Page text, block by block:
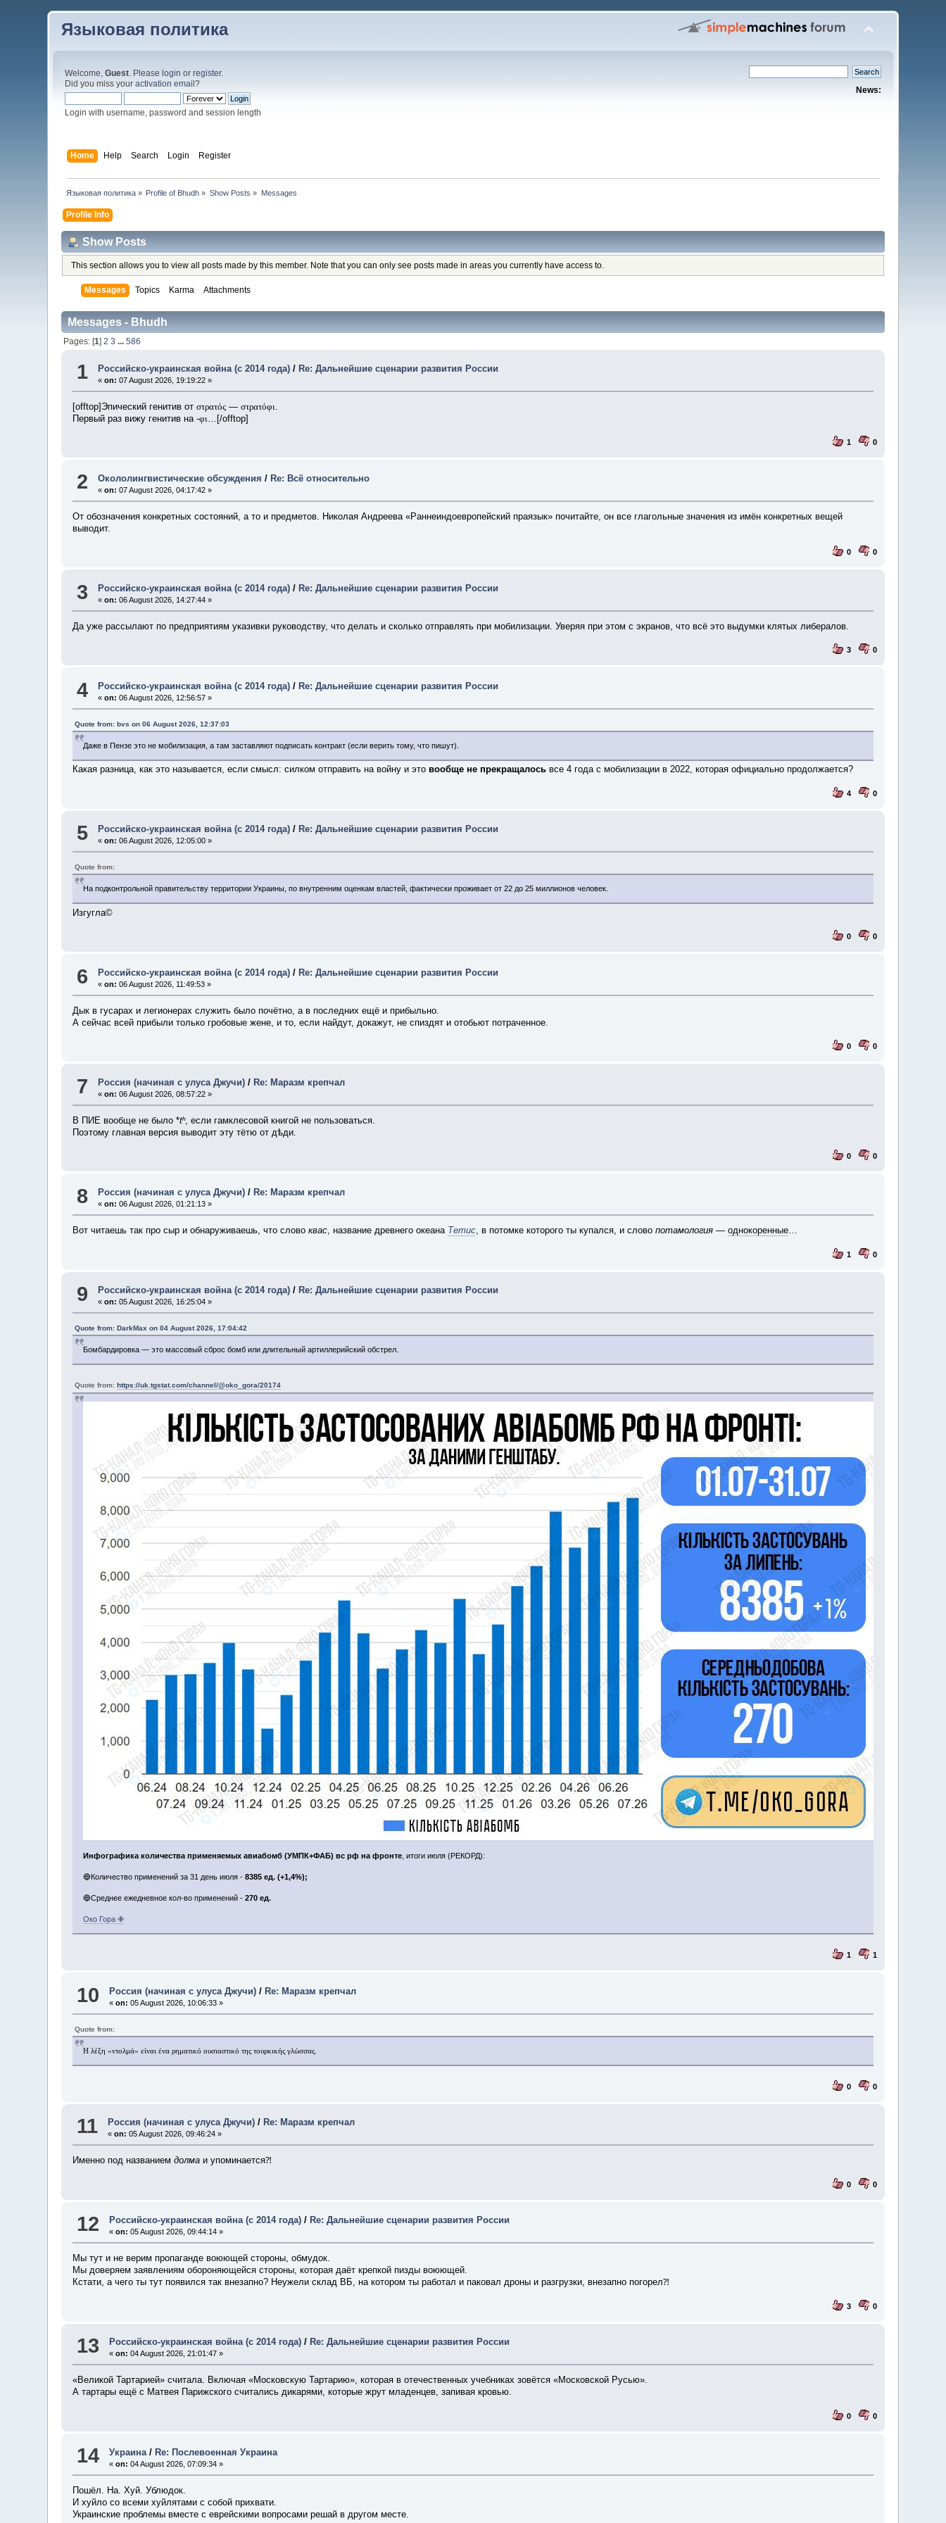
Языковая политика
Welcome,Guest. Please login orregister.
Did you miss youractivation email?
Login with username, password and session length
News:
Home Help Search Login Register
Языковая политика» Profile of Bhudh » Show Posts » Messages
Profile Info
Show Posts
This section allows you to view all posts made by this member. Note that you can only see posts made in areas you currently have access to.
Messages Topics Karma Attachments
Messages - Bhudh
Pages: [1] 2 3 ... 586
1 Российско-украинская война (с 2014 года) / Re: Дальнейшие сценарии развития России
«on: 07 August 2026, 19:19:22 »
[offtop]Эпический генитив от στρατός— στρατόφι
Первый раз вижу генитив на -φι …[/offtop]
1 0
2 Окололингвистические обсуждения /Re: Всё относительно
«on: 07 August 2026, 04:17:42 »
От обозначения конкретных состояний, а то и предметов. Николая Андреева «Раннеиндоевропейский праязык» почитайте, он все глагольные значения из имён конкретных вещей
выводит.
0 0
3 Российско-украинская война (с 2014 года) / Re: Дальнейшие сценарии развития России
«on: 06 August 2026, 14:27:44 »
Да уже рассылают по предприятиям указивки руководству, что делать и сколько отправлять при мобилизации. Уверяя при этом с экранов, что всё это выдумки клятых либералов.
3 0
4 Российско-украинская война (с 2014 года) / Re: Дальнейшие сценарии развития России
«on: 06 August 2026, 12:56:57 »
Quote from: bvs on 06 August 2026, 12:37:03
Даже в Пензе это не мобилизация, а там заставляют подписать контракт (если верить тому, что пишут).
Какая разница, как это называется, если смысл: силком отправить на войну и это вообще не прекращалосьвсе 4 года с мобилизации в 2022, которая официально продолжается?
4 0
5 Российско-украинская война (с 2014 года) / Re: Дальнейшие сценарии развития России
«on: 06 August 2026, 12:05:00 »
Quote from:
На подконтрольной правительству территории Украины, по внутренним оценкам властей, фактически проживает от 22 до 25 миллионов человек.
Изгугла©
0 0
6 Российско-украинская война (с 2014 года) / Re: Дальнейшие сценарии развития России
«on: 06 August 2026, 11:49:53 »
Дык в гусарах и легионерах служить было почётно, а в последних ещё и прибыльно.
А сейчас всей прибыли только гробовые жене, и то, если найдут, докажут, не спиздят и отобьют потраченное.
0 0
7 Россия (начиная с улуса Джучи) / Re: Маразм крепчал
«on: 06 August 2026, 08:57:22 »
В ПИЕ вообще не было *tʰ, если гамклесовой книгой не пользоваться.
Поэтому главная версия выводит эту тётю от дѣди.
0 0
8 Россия (начиная с улуса Джучи) / Re: Маразм крепчал
«on: 06 August 2026, 01:21:13 »
Вот читаешь так про сыр и обнаруживаешь, что слово квас, название древнего океана Тетис, в потомке которого ты купался, и слово потамология— однокоренные…
1 0
9 Российско-украинская война (с 2014 года) / Re: Дальнейшие сценарии развития России
«on: 05 August 2026, 16:25:04 »
Quote from: DarkMax on 04 August 2026, 17:04:42
Бомбардировка — это массовый сброс бомб или длительный артиллерийский обстрел.
Quote from: https://uk.tgstat.com/channel/@oko_gora/20174
Инфографика количества применяемых авиабомб (УМПК+ФАБ) вс рф на фронте, итоги июля (РЕКОРД):
🔵Количество применений за 31 день июля -8385 ед. (+1,4%);
🔵Среднее ежедневное кол-во применений -270 ед.
Око Гора ✙
1 1
10 Россия (начиная с улуса Джучи) / Re: Маразм крепчал
«on: 05 August 2026, 10:06:33 »
Quote from:
Η λέξη «ντολμά» είναι ένα ρηματικό ουσιαστικό της τουρκικής γλώσσας.
0 0
11 Россия (начиная с улуса Джучи) / Re: Маразм крепчал
«on: 05 August 2026, 09:46:24 »
Именно под названием долмаи упоминается⁈
0 0
12 Российско-украинская война (с 2014 года) / Re: Дальнейшие сценарии развития России
«on: 05 August 2026, 09:44:14 »
Мы тут и не верим пропаганде воюющей стороны, обмудок.
Мы доверяем заявлениям обороняющейся стороны, которая даёт крепкой пизды воюющей.
Кстати, а чего ты тут появился так внезапно? Неужели склад ВБ, на котором ты работал и паковал дроны и разгрузки, внезапно погорел⁈
3 0
13 Российско-украинская война (с 2014 года) / Re: Дальнейшие сценарии развития России
«on: 04 August 2026, 21:01:47 »
«Великой Тартарией» считала. Включая «Московскую Тартарию», которая в отечественных учебниках зовётся «Московской Русью».
А тартары ещё с Матвея Парижского считались дикарями, которые жрут младенцев, запивая кровью.
0 0
14 Украина /Re: Послевоенная Украина
«on: 04 August 2026, 07:09:34 »
Пошёл. На. Хуй. Ублюдок.
И хуйло со всеми хуйлятами с собой прихвати.
Украинские проблемы вместе с еврейскими вопросами решай в другом месте.